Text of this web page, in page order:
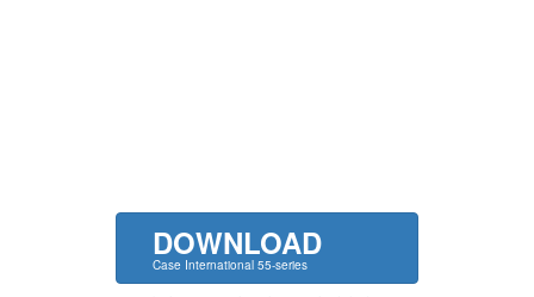
DOWNLOAD
Case International 55-series